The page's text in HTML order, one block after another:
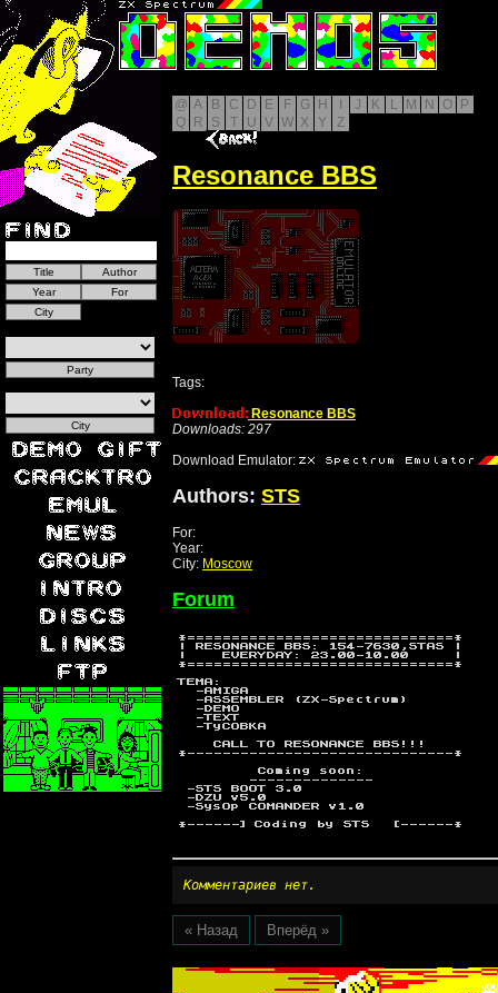
@ A B C D E F G H J K L M N O
P
Q
R S T U V W X Y Z
Resonance BBS
Tags:
Resonance BBS
Downloads: 297
Download Emulator:
Authors: STS
For:
Year:
City: Moscow
Forum
Комментариев нет.
« Назад Вперёд »